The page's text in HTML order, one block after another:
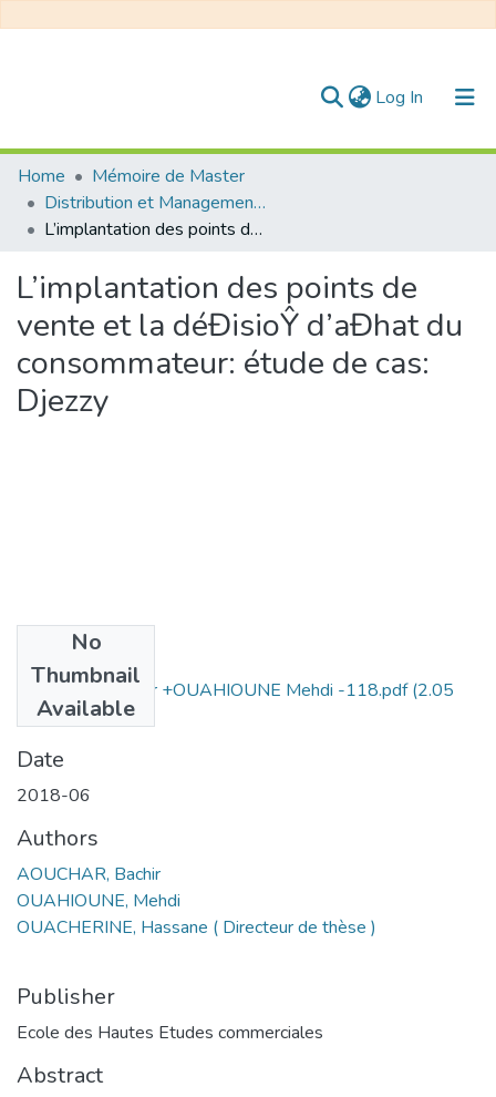
Log In (current)
Communities & Collections
All of DSpace
Home
Mémoire de Master
Distribution et Management de la Chaîne Logistique
L’implantation des points de vente et la déĐisioŶ d’aĐhat du consommateur: étude de cas: Djezzy
L’implantation des points de
vente et la déĐisioŶ d’aĐhat du
consommateur: étude de cas:
Djezzy
No
Thumbnail
Available
AOUCHAR Bachir +OUAHIOUNE Mehdi -118.pdf(2.05
MB)
Date
2018-06
Authors
AOUCHAR, Bachir
OUAHIOUNE, Mehdi
OUACHERINE, Hassane ( Directeur de thèse )
Publisher
Ecole des Hautes Etudes commerciales
Abstract